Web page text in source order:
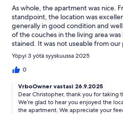
As whole, the apartment was nice.
standpoint, the location was
generally in good condition and
of the couches in the living area
stained. It was not useable from
that the area is very noisy, including
filled with very loud commotion
the first floor) as early as 5:30 a.m.
Yöpyi 3 yötä syyskuussa 2025
0
VrboOwner vastasi 26.9.2025
Dear Christopher, thank you for taking
We’re glad to hear you enjoyed the
the apartment. We appreciate your